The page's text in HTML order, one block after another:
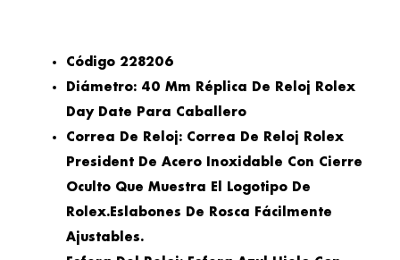
Código 228206
Diámetro: 40 Mm Réplica De Reloj Rolex
Day Date Para Caballero
Correa De Reloj: Correa De Reloj Rolex
President De Acero Inoxidable Con Cierre
Oculto Que Muestra El Logotipo De
Rolex.eslabones De Rosca Fácilmente
Ajustables.